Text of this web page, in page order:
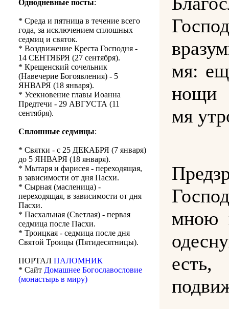
Однодневные посты:
* Среда и пятница в течение всего
года, за исключением сплошных
седмиц и святок.
* Воздвижение Креста Господня -
14 СЕНТЯБРЯ (27 сентября).
* Крещенский сочельник
(Навечерие Богоявления) - 5
ЯНВАРЯ (18 января).
* Усекновение главы Иоанна
Предтечи - 29 АВГУСТА (11
сентября).
Сплошные седмицы:
* Святки - с 25 ДЕКАБРЯ (7 января)
до 5 ЯНВАРЯ (18 января).
* Мытаря и фарисея - переходящая,
в зависимости от дня Пасхи.
* Сырная (масленица) -
переходящая, в зависимости от дня
Пасхи.
* Пасхальная (Светлая) - первая
седмица после Пасхи.
* Троицкая - седмица после дня
Святой Троицы (Пятидесятницы).
ПОРТАЛ ПАЛОМНИК
* Сайт Домашнее Богославословие
(монастырь в миру)
мя:
нощи
мя
мною